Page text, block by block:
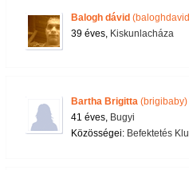
Balogh dávid
39 éves, Kiskunlacháza
Bartha Brigitta (brigibaby)
41 éves, Bugyi
Közösségei: Befektetés